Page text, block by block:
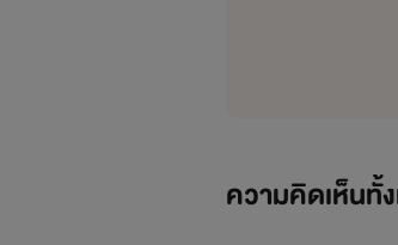
ความคิดเห็นทั้